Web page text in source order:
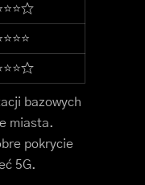
bazowych
miasta.
pokrycie
5G.